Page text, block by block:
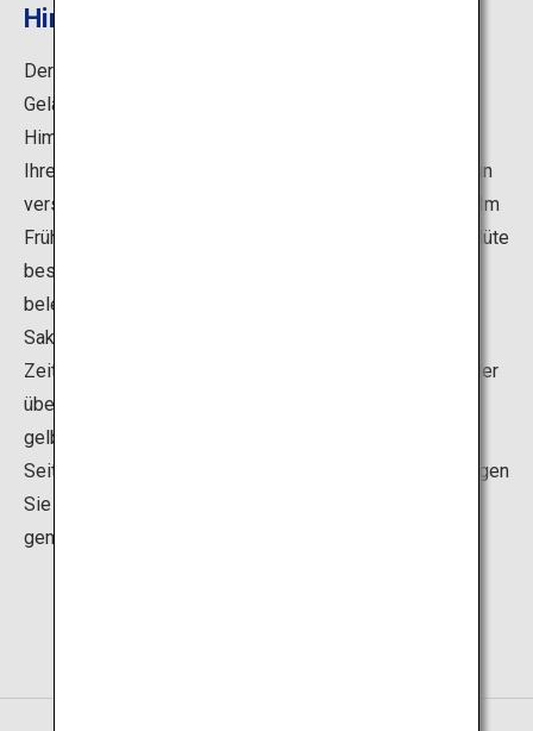
Himeji
Der 3,5 Hektar große japanische Garten wurde auf dem
Gelände der ehemaligen westlichen Residenz der Burg
Himeji angelegt. Jedes Tor und jeder Zaun, den Sie auf
Ihrem Spaziergang passieren, führt Sie in einen der neun
verschiedenen Gärten unterschiedlicher Stilrichtungen. Im
Frühling ist die Landschaft um die Burg mit der Kirschblüte
besonders schön. Ein besonderes Highlight sind die
beleuchteten Kirschblüten bei Nacht, die während des
Sakura Night Viewing Events für einen begrenzten
Zeitraum bewundert werden können. Im Herbst bietet der
überdachte Korridor eine spektakuläre Aussicht mit
gelbem, orangefarbenem und rotem Laub auf beiden
Seiten. Erkunden Sie in Ruhe die malerischen Gärten, legen
Sie eine Pause im Restaurant oder im Teehaus ein und
genießen Sie die Aussicht.